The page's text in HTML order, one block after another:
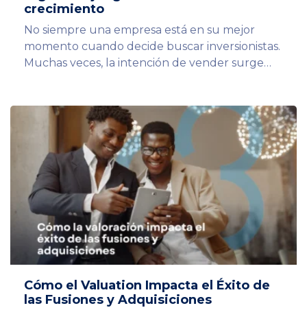
crecimiento
No siempre una empresa está en su mejor
momento cuando decide buscar inversionistas.
Muchas veces, la intención de vender surge…
Cómo el Valuation Impacta el Éxito de
las Fusiones y Adquisiciones